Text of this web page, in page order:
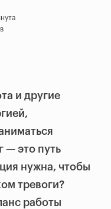
и другие
— это путь
нужна, чтобы
тревоги?
работы